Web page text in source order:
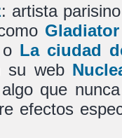
: artista
Gladiator
La ciudad
su web
que
efectos